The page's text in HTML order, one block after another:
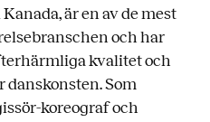
är en av de mest
och har
kvalitet och
Som
koreograf och